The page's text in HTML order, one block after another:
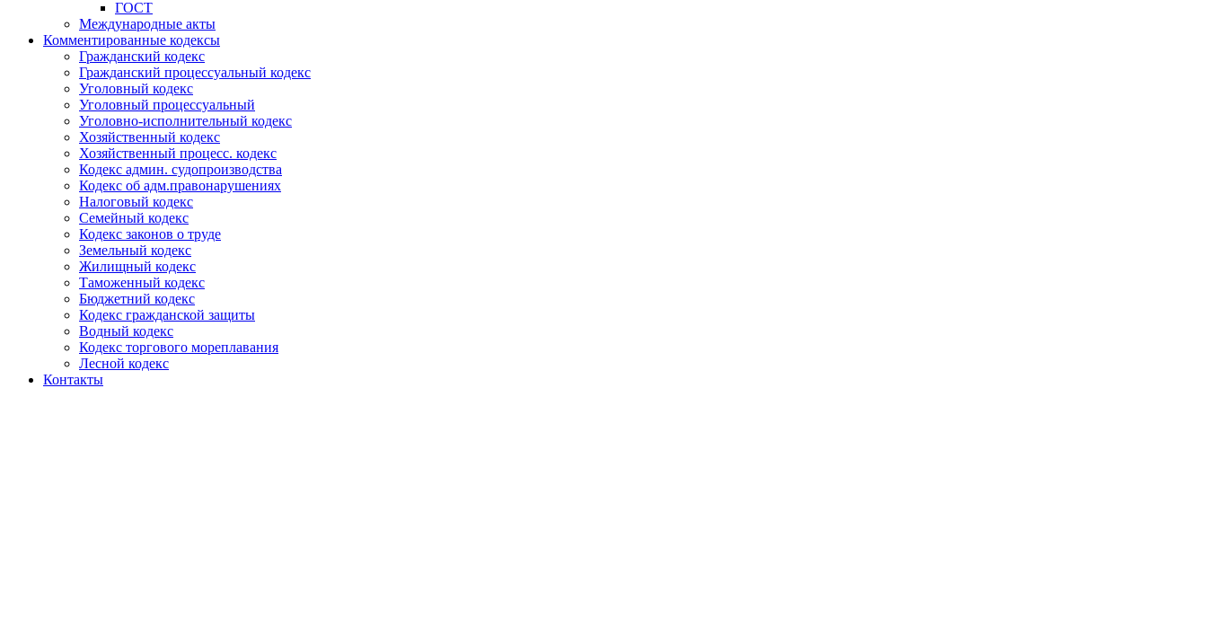
ГОСТ
Международные акты
Комментированные кодексы
Гражданский кодекс
Гражданский процессуальный кодекс
Уголовный кодекс
Уголовный процессуальный
Уголовно-исполнительный кодекс
Хозяйственный кодекс
Хозяйственный процесс. кодекс
Кодекс админ. судопроизводства
Кодекс об адм.правонарушениях
Налоговый кодекс
Семейный кодекс
Кодекс законов о труде
Земельный кодекс
Жилищный кодекс
Таможенный кодекс
Бюджетний кодекс
Кодекс гражданской защиты
Водный кодекс
Кодекс торгового мореплавания
Лесной кодекс
Контакты